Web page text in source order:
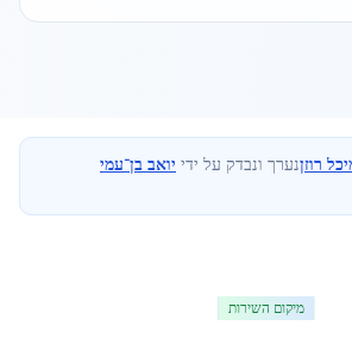
רוזןנערך ונבדק על ידי יואב בן־עמי
מיקום השירות